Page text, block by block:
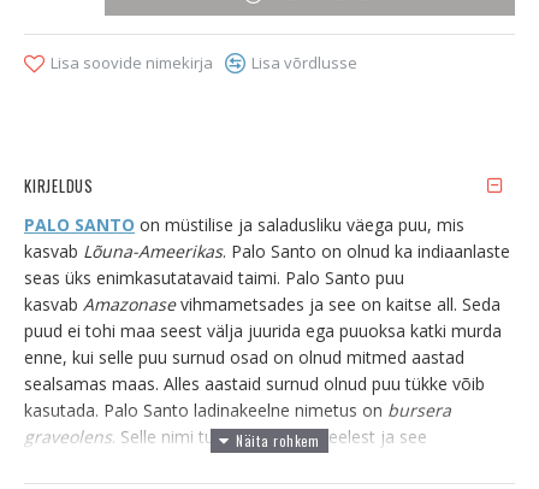
Lisa soovide nimekirja Lisa võrdlusse
KIRJELDUS
PALO SANTO on müstilise ja saladusliku väega puu, mis
kasvab Lõuna-Ameerikas. Palo Santo on olnud ka indiaanlaste
seas üks enimkasutatavaid taimi. Palo Santo puu
kasvab Amazonasevihmametsades ja see on kaitse all. Seda
puud ei tohi maa seest välja juurida ega puuoksa katki murda
enne, kui selle puu surnud osad on olnud mitmed aastad
sealsamas maas. Alles aastaid surnud olnud puu tükke võib
kasutada. Palo Santo ladinakeelne nimetus on bursera
graveolens. Selle nimi tuleb hispaania keelest ja see